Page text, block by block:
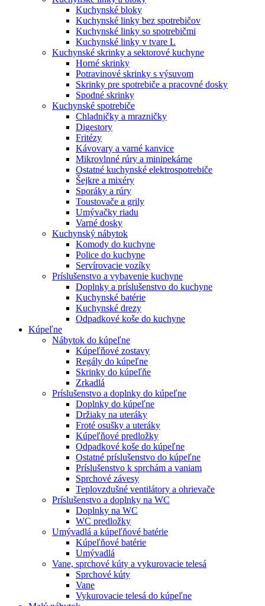
Kuchynské bloky
Kuchynské linky bez spotrebičov
Kuchynské linky so spotrebičmi
Kuchynské linky v tvare L
Kuchynské skrinky a sektorové kuchyne
Horné skrinky
Potravinové skrinky s výsuvom
Skrinky pre spotrebiče a pracovné dosky
Spodné skrinky
Kuchynské spotrebiče
Chladničky a mrazničky
Digestory
Fritézy
Kávovary a varné kanvice
Mikrovlnné rúry a minipekárne
Ostatné kuchynské elektrospotrebiče
Šejkre a mixéry
Sporáky a rúry
Toustovače a grily
Umývačky riadu
Varné dosky
Kuchynský nábytok
Komody do kuchyne
Police do kuchyne
Servírovacie vozíky
Príslušenstvo a vybavenie kuchyne
Doplnky a príslušenstvo do kuchyne
Kuchynské batérie
Kuchynské drezy
Odpadkové koše do kuchyne
Kúpeľne
Nábytok do kúpeľne
Kúpeľňové zostavy
Regály do kúpeľne
Skrinky do kúpeľňe
Zrkadlá
Príslušenstvo a doplnky do kúpeľne
Doplnky do kúpeľne
Držiaky na uteráky
Froté osušky a uteráky
Kúpeľňové predložky
Odpadkové koše do kúpeľne
Ostatné príslušenstvo do kúpeľne
Príslušenstvo k sprchám a vaniam
Sprchové závesy
Teplovzdušné ventilátory a ohrievače
Príslušenstvo a doplnky na WC
Doplnky na WC
WC predložky
Umývadlá a kúpeľňové batérie
Kúpeľňové batérie
Umývadlá
Vane, sprchové kúty a vykurovacie telesá
Sprchové kúty
Vane
Vykurovacie telesá do kúpeľne